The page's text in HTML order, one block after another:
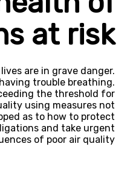
at risk
are in grave danger.
trouble breathing.
the threshold for
using measures not
as to how to protect
and take urgent
of poor air quality.